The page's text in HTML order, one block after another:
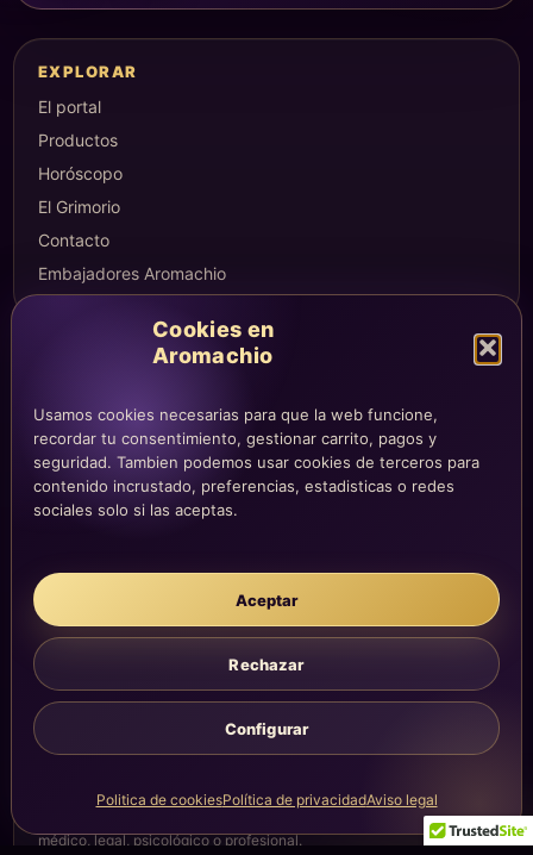
Cookies en
Aromachio
Usamos cookies necesarias para que la web funcione,
recordar tu consentimiento, gestionar carrito, pagos y
seguridad. Tambien podemos usar cookies de terceros para
contenido incrustado, preferencias, estadisticas o redes
sociales solo si las aceptas.
Aceptar
Rechazar
Configurar
Politica de cookiesPolítica de privacidadAviso legal
EXPLORAR
El portal
Productos
Horóscopo
El Grimorio
Contacto
Embajadores Aromachio
COMPRA Y CUENTA
Mi altar
Mi carrito
Checkout
Condiciones de compra
LEGAL
Privacidad
Cookies
Contacto.
Acompañamiento simbólico y sensorial. No sustituye consejo
médico, legal, psicológico o profesional.